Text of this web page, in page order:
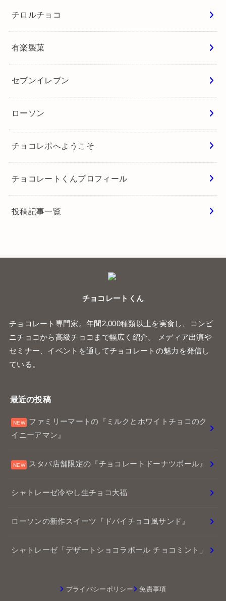
チロルチョコ
有楽製菓
セブンイレブン
ローソン
チョコレポへようこそ
チョコレートくんプロフィール
投稿記事一覧
チョコレートくん
チョコレート専門家。年間2,000種類以上を実食し、コンビ
ニチョコから高級チョコまで幅広く紹介。 メディア出演や
セミナー、イベントを通してチョコレートの魅力を発信し
ている。
最近の投稿
ファミリーマートの『ミルクとホワイトチョコのク
イニーアマン』
スタバ店舗限定の『チョコレートドーナツボール』
シャトレーゼ冷やし生チョコ大福
ローソンの新作スイーツ『ドバイチョコ風サンド』
シャトレーゼ「デザートショコラボール チョコミント」
プライバシーポリシー 免責事項